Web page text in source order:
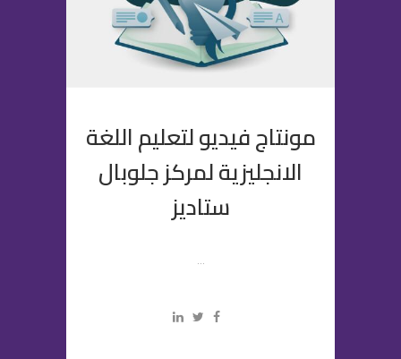
مونتاج فيديو لتعليم اللغة
الانجليزية لمركز جلوبال
ستاديز
...